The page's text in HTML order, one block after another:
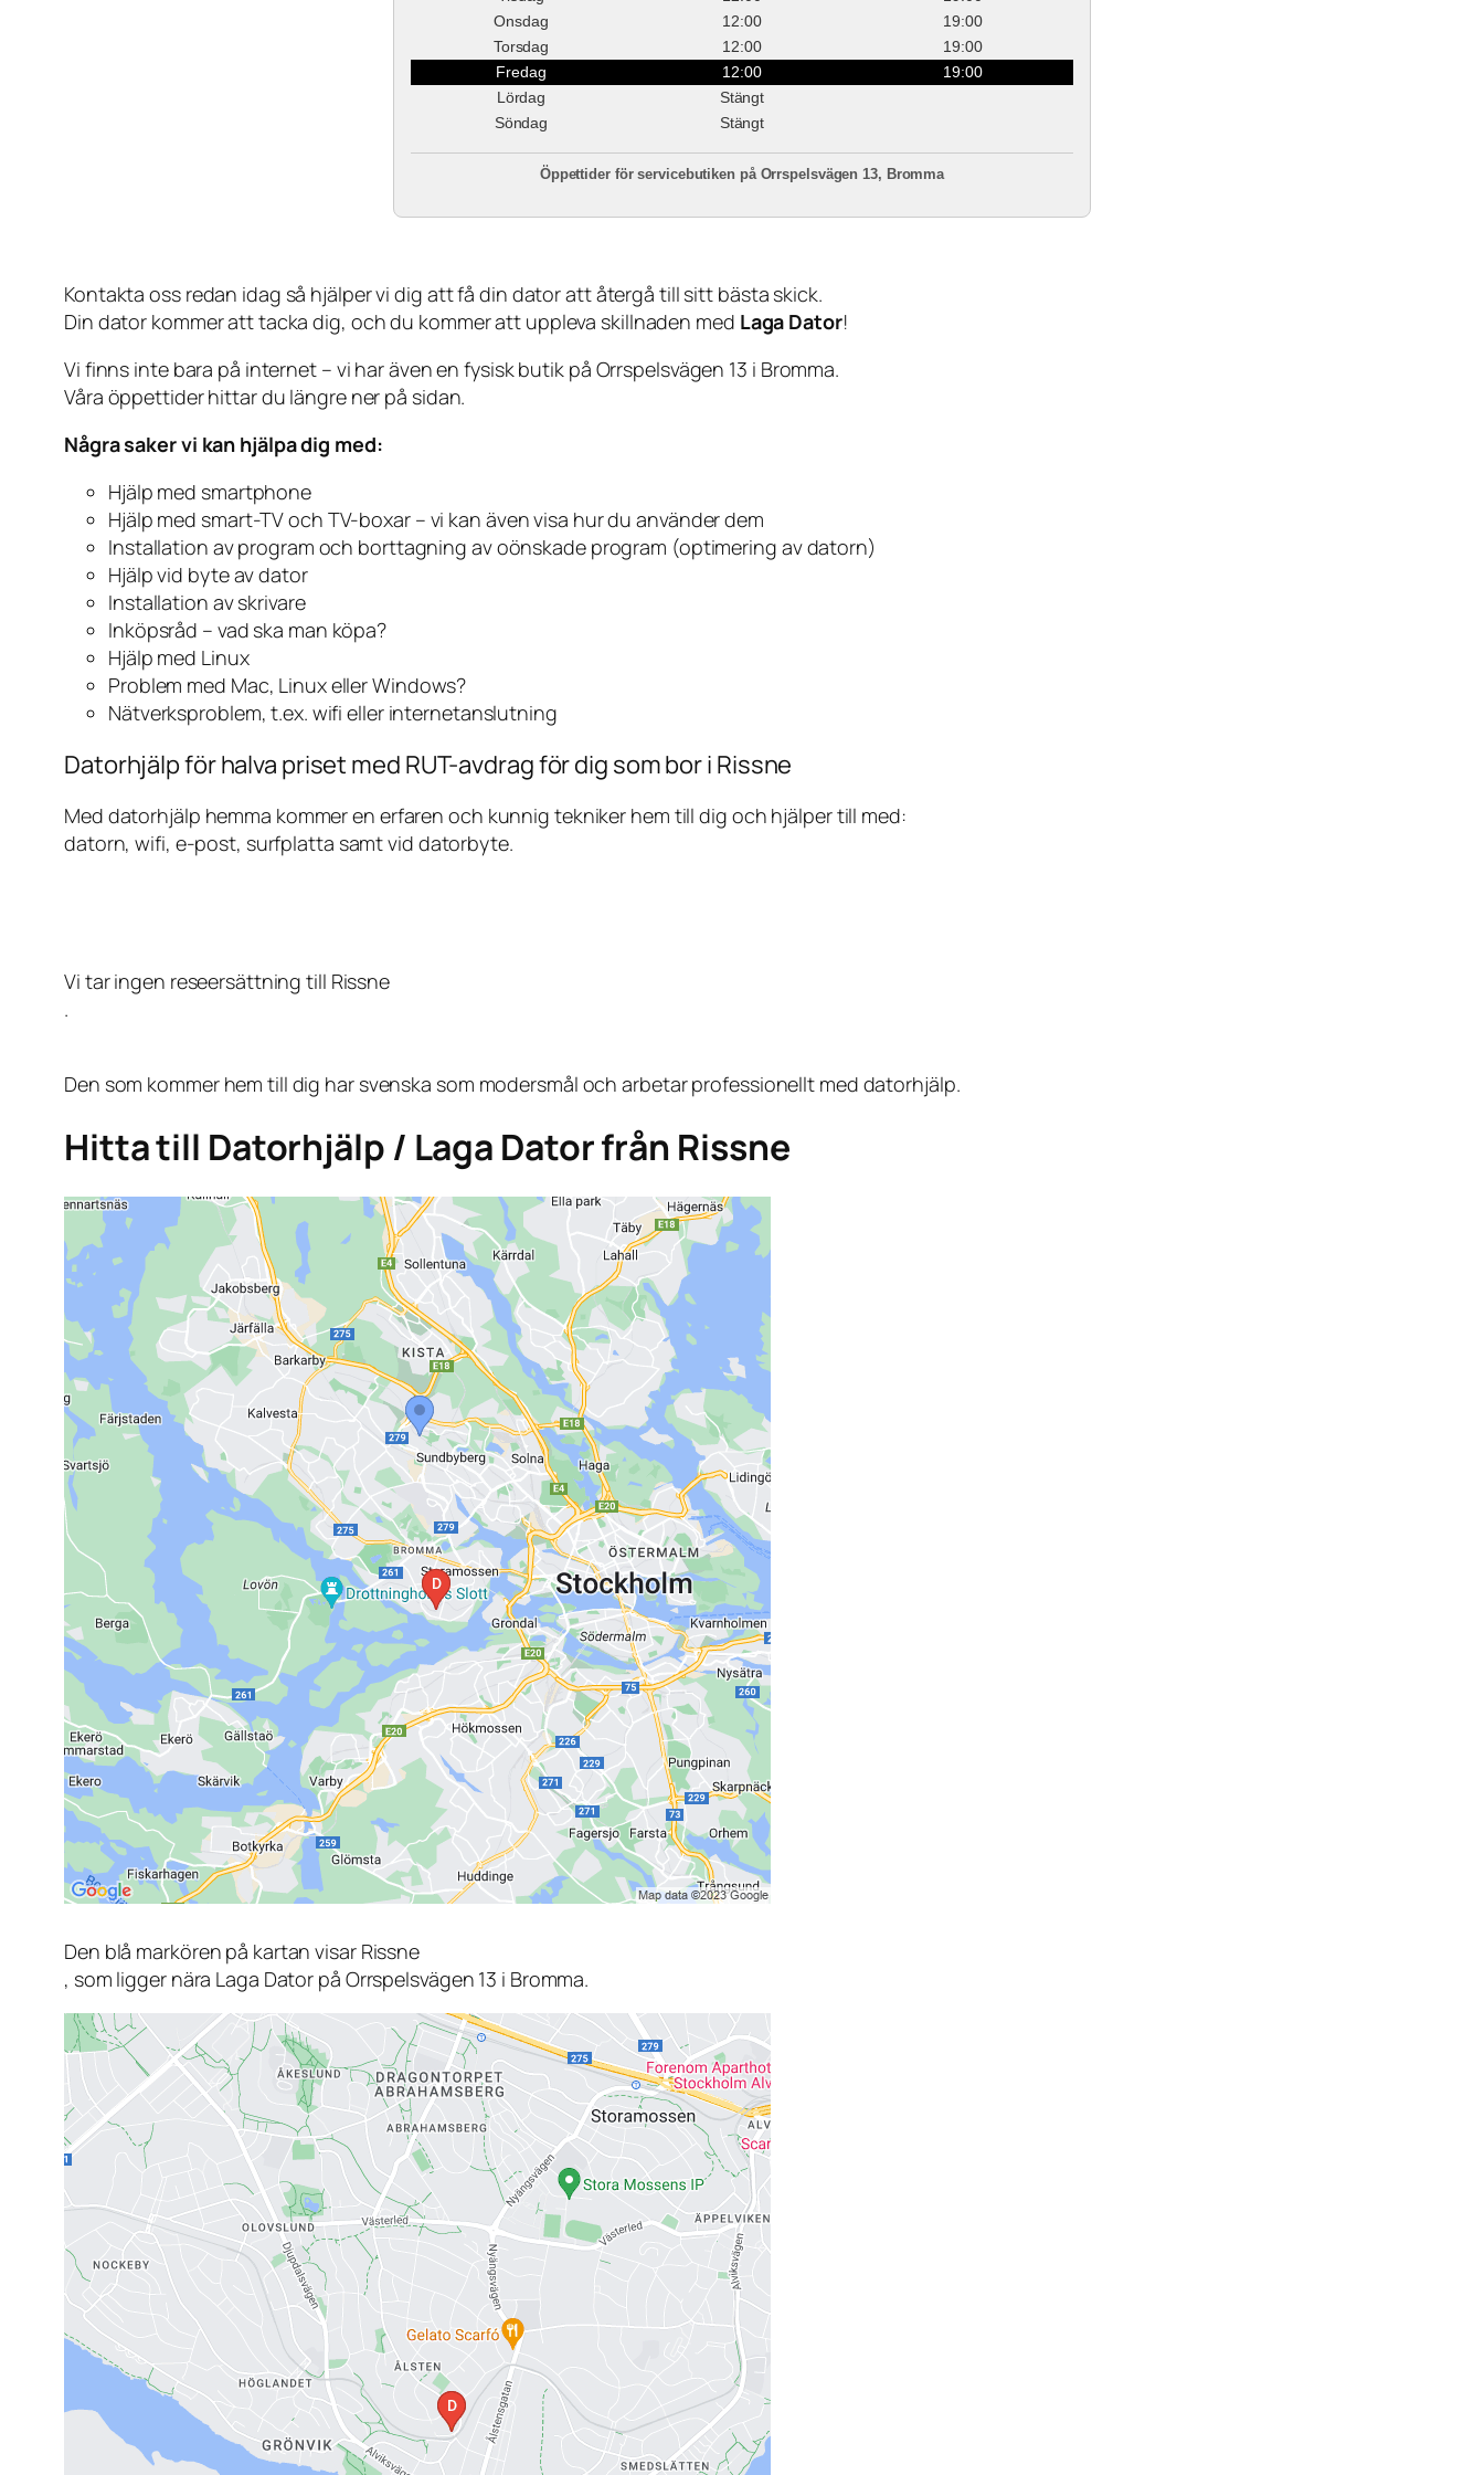
Onsdag
12:00
19:00
Torsdag
12:00
19:00
Fredag
12:00
19:00
Lördag
Stängt
Söndag
Stängt
Öppettider för servicebutiken på Orrspelsvägen 13, Bromma
Kontakta oss redan idag så hjälper vi dig att få din dator att återgå till sitt bästa skick.
Din dator kommer att tacka dig, och du kommer att uppleva skillnaden med Laga Dator!
Vi finns inte bara på internet – vi har även en fysisk butik på Orrspelsvägen 13 i Bromma.
Våra öppettider hittar du längre ner på sidan.
Några saker vi kan hjälpa dig med:
Hjälp med smartphone
Hjälp med smart-TV och TV-boxar – vi kan även visa hur du använder dem
Installation av program och borttagning av oönskade program (optimering av datorn)
Hjälp vid byte av dator
Installation av skrivare
Inköpsråd – vad ska man köpa?
Hjälp med Linux
Problem med Mac, Linux eller Windows?
Nätverksproblem, t.ex. wifi eller internetanslutning
Datorhjälp för halva priset med RUT-avdrag för dig som bor i Rissne
Med datorhjälp hemma kommer en erfaren och kunnig tekniker hem till dig och hjälper till med:
datorn, wifi, e-post, surfplatta samt vid datorbyte.
Vi tar ingen reseersättning till Rissne
.
Den som kommer hem till dig har svenska som modersmål och arbetar professionellt med datorhjälp.
Hitta till Datorhjälp / Laga Dator från Rissne
Den blå markören på kartan visar Rissne
, som ligger nära Laga Dator på Orrspelsvägen 13 i Bromma.